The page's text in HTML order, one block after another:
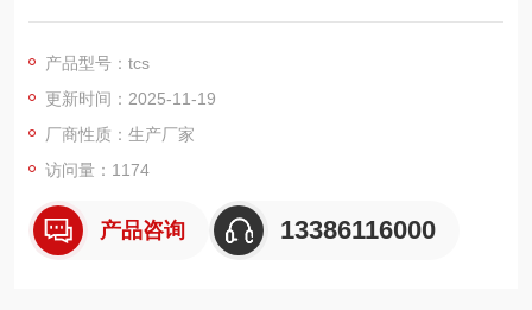
介绍上海鹰牌衡器生产的300kg电子台称。
产品型号：tcs
更新时间：2025-11-19
厂商性质：生产厂家
访问量：1174
产品咨询 13386116000